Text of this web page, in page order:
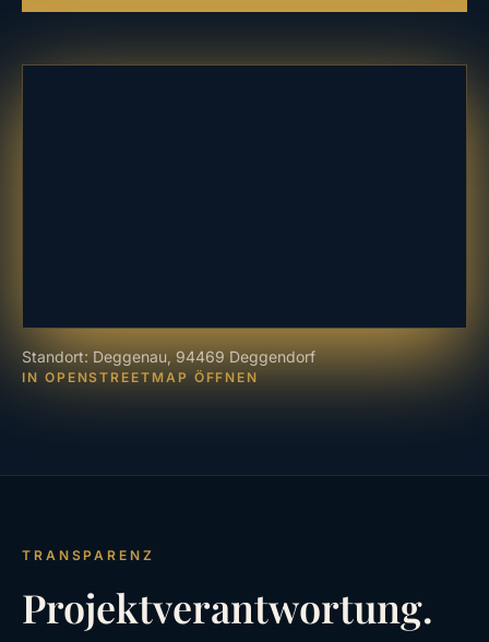
Standort: Deggenau, 94469 Deggendorf
IN OPENSTREETMAP ÖFFNEN
TRANSPARENZ
Projektverantwortung.